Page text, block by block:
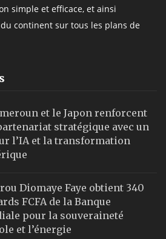
simple et efficace, et ainsi
continent sur tous les plans de
et le Japon renforcent
stratégique avec un
l’IA et la transformation
Diomaye Faye obtient 340
FCFA de la Banque
pour la souveraineté
et l’énergie